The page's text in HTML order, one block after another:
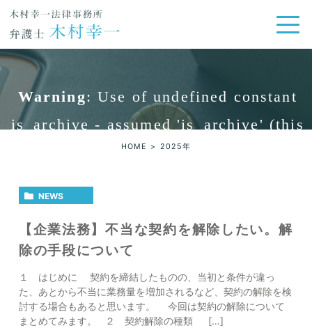
Warning: Use of undefined constant
is_archive - assumed 'is_archive' (this
will throw an Error in a future version
lawyer.jp/public_html/wp-
content/themes/genova_tpl/index.php
年:
2025年
HOME 2025年
NEWS
【企業法務】不当な契約を解除したい。解
除の手段について
１ はじめに 契約を締結したものの、当初と条件が違っ
た、あとから不当に業務量を増加されるなど、契約の解除を検
討する場合もあると思います。 今回は契約の解除について
まとめてみます。 ２ 契約解除の種類 […]